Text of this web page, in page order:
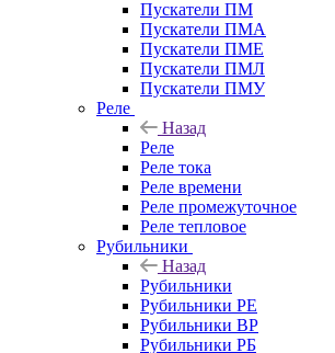
Пускатели ПМ
Пускатели ПМА
Пускатели ПМЕ
Пускатели ПМЛ
Пускатели ПМУ
Реле
Назад
Реле
Реле тока
Реле времени
Реле промежуточное
Реле тепловое
Рубильники
Назад
Рубильники
Рубильники РЕ
Рубильники ВР
Рубильники РБ